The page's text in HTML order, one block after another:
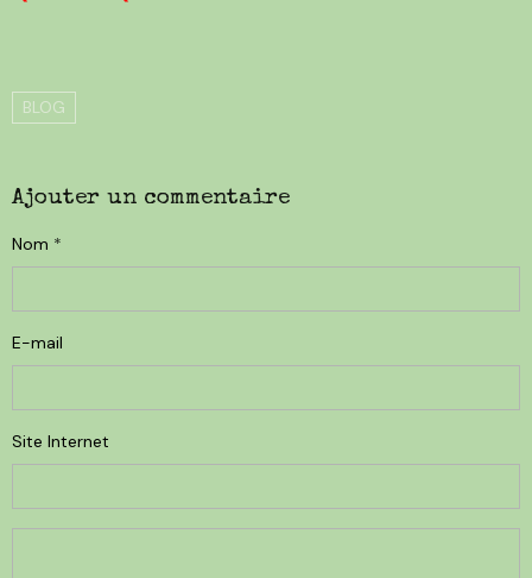
BLOG
Ajouter un commentaire
Nom
E-mail
Site Internet